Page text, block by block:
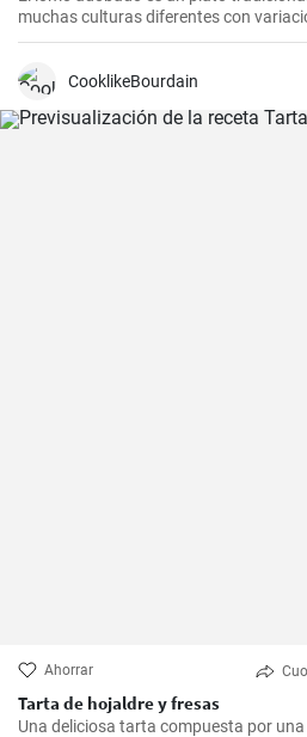
muchas culturas diferentes con
sencilla y deliciosa que consiste en
antes de ser asado hasta quedar tierno
CooklikeBourdain
Ahorrar
Tarta de hojaldre y fresas
Una deliciosa tarta compuesta por